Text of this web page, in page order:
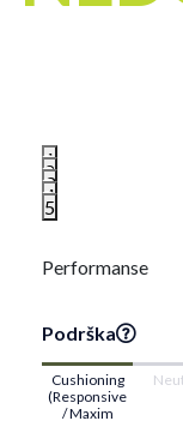
1
2
3
4
5
Performanse
Podrška
Cushioning
(Responsive
/ Maxim